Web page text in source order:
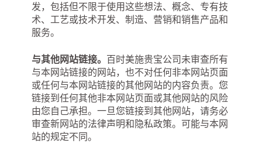
发，包括但不限于使用这些想法、概念、专有技
术、工艺或技术开发、制造、营销和销售产品和
服务。
与其他网站链接。
百时美施贵宝公司未审查所有
与本网站链接的网站，也不对任何非本网站页面
或任何与本网站链接的其他网站的内容负责。您
链接到任何其他非本网站页面或其他网站的风险
由您自己承担。一旦您链接到其他网站，请务必
审查新网站的法律声明和隐私政策。可能与本网
站的规定不同。